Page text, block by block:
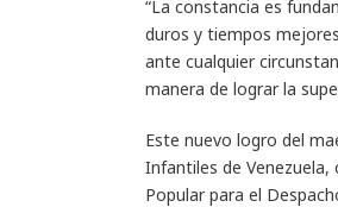
“La constancia es
duros y tiempos
ante cualquier
manera de lograr la
Este nuevo logro del
Infantiles de
Popular para el